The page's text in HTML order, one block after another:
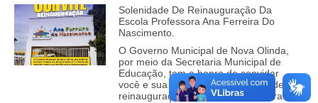
Solenidade De Reinauguração Da
Escola Professora Ana Ferreira Do
Nascimento.
O Governo Municipal de Nova Olinda,
por meio da Secretaria Municipal de
Educação, tem a honra de convidar
você e sua família para a solenidade de
reinauguração da Escola Professora